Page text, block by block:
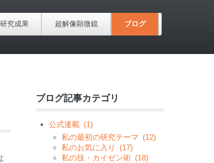
究成果 超解像顕微鏡 ブログ
ブログ記事カテゴリ
公式連載 (1)
私の最初の研究テーマ (12)
私のお気に入り
(17)
私の技・カイゼン術 (18)